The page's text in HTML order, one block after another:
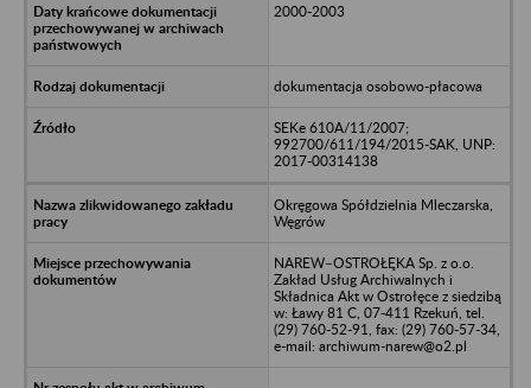
2000-2003
dokumentacja osobowo-płacowa
SEKe 610A/11/2007;
992700/611/194/2015-SAK, UNP:
2017-00314138
Okręgowa Spółdzielnia Mleczarska,
Węgrów
NAREW–OSTROŁĘKA Sp. z o.o.
Zakład Usług Archiwalnych i
Składnica Akt w Ostrołęce z siedzibą
w: Ławy 81 C, 07-411 Rzekuń, tel.
(29) 760-52-91, fax: (29) 760-57-34,
e-mail: archiwum-narew@o2.pl